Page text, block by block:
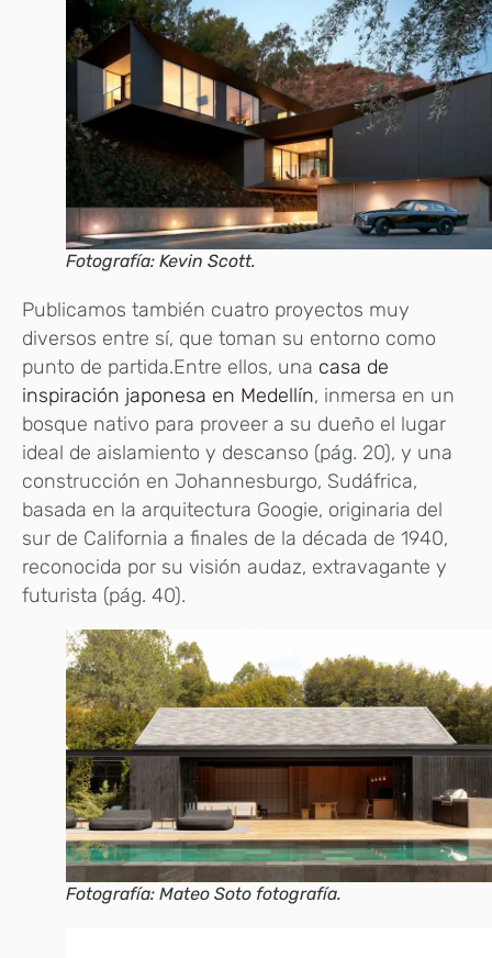
Fotografía: Kevin Scott.
Publicamos también cuatro proyectos muy
diversos entre sí, que toman su entorno como
punto de partida.Entre ellos, una casa de
inspiración japonesa en Medellín, inmersa en un
bosque nativo para proveer a su dueño el lugar
ideal de aislamiento y descanso (pág. 20), y una
construcción en Johannesburgo, Sudáfrica,
basada en la arquitectura Googie, originaria del
sur de California a finales de la década de 1940,
reconocida por su visión audaz, extravagante y
futurista (pág. 40).
Fotografía: Mateo Soto fotografía.